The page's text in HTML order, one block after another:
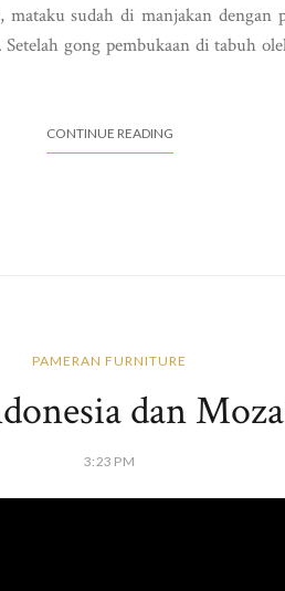
sudah di manjakan dengan
gong pembukaan di tabuh
CONTINUE READING
PAMERAN FURNITURE
dan
3:23 PM